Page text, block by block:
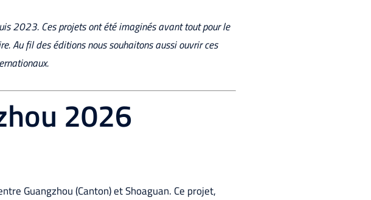
2023. Ces projets ont été imaginés avant tout pour le
Au fil des éditions nous souhaitons aussi ouvrir ces
2026
Guangzhou (Canton) et Shoaguan. Ce projet,